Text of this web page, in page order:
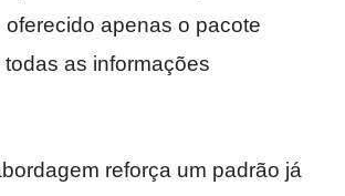
oferecido apenas o pacote
as informações
reforça um padrão já